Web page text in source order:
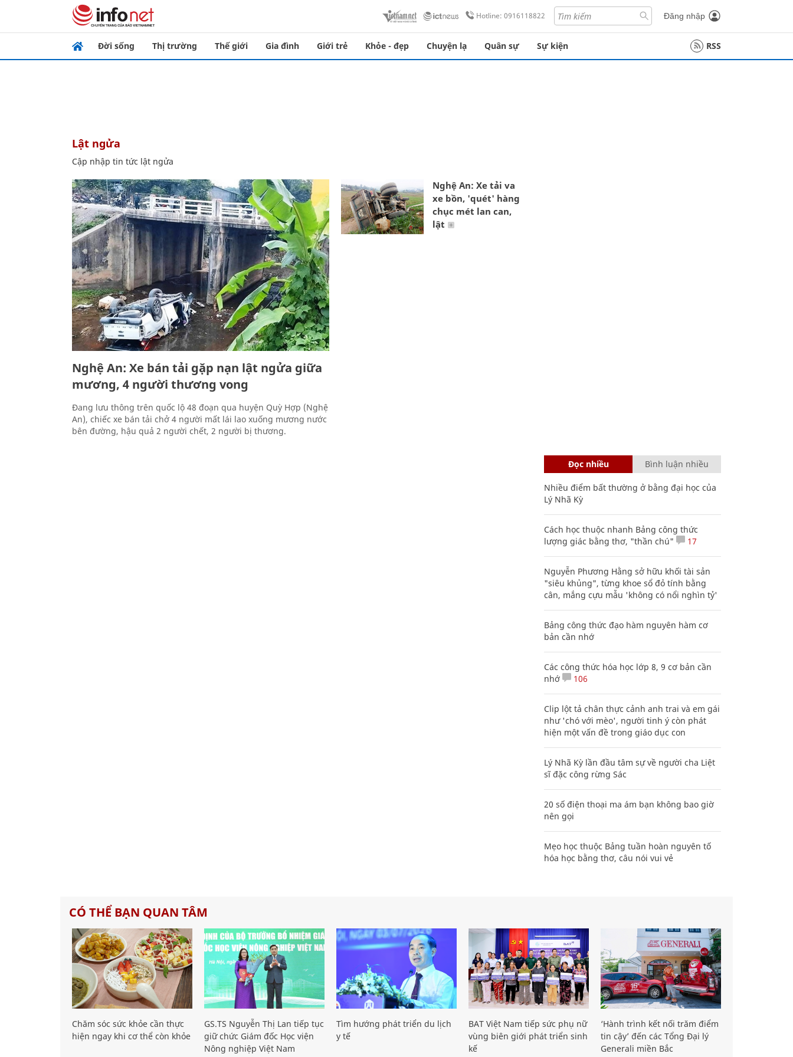
Hotline: 0916118822 Đăng nhập
Đời sống Thị trường Thế giới Gia đình Giới trẻ Khỏe - đẹp Chuyện lạ Quân sự Sự kiện RSS
lật ngửa
Cập nhập tin tức lật ngửa
Nghệ An: Xe bán tải gặp nạn lật ngửa giữa
mương, 4 người thương vong
Đang lưu thông trên quốc lộ 48 đoạn qua huyện Quỳ Hợp (Nghệ
An), chiếc xe bán tải chở 4 người mất lái lao xuống mương nước
bên đường, hậu quả 2 người chết, 2 người bị thương.
Nghệ An: Xe tải va
xe bồn, 'quét' hàng
chục mét lan can,
lật
Đọc nhiều Bình luận nhiều
Nhiều điểm bất thường ở bằng đại học của
Lý Nhã Kỳ
Cách học thuộc nhanh Bảng công thức
lượng giác bằng thơ, "thần chú"
17
Nguyễn Phương Hằng sở hữu khối tài sản
"siêu khủng", từng khoe sổ đỏ tính bằng
cân, mắng cựu mẫu 'không có nổi nghìn tỷ'
Bảng công thức đạo hàm nguyên hàm cơ
bản cần nhớ
Các công thức hóa học lớp 8, 9 cơ bản cần
nhớ
106
Clip lột tả chân thực cảnh anh trai và em gái
như 'chó với mèo', người tinh ý còn phát
hiện một vấn đề trong giáo dục con
Lý Nhã Kỳ lần đầu tâm sự về người cha Liệt
sĩ đặc công rừng Sác
20 số điện thoại ma ám bạn không bao giờ
nên gọi
Mẹo học thuộc Bảng tuần hoàn nguyên tố
hóa học bằng thơ, câu nói vui vẻ
CÓ THỂ BẠN QUAN TÂM
Chăm sóc sức khỏe cần thực
hiện ngay khi cơ thể còn khỏe
GS.TS Nguyễn Thị Lan tiếp tục
giữ chức Giám đốc Học viện
Nông nghiệp Việt Nam
Tìm hướng phát triển du lịch
y tế
BAT Việt Nam tiếp sức phụ nữ
vùng biên giới phát triển sinh
kế
‘Hành trình kết nối trăm điểm
tin cậy’ đến các Tổng Đại lý
Generali miền Bắc